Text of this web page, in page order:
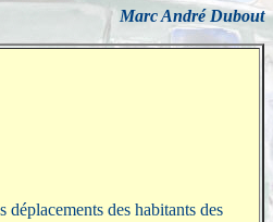
Marc André Dubout
des habitants des